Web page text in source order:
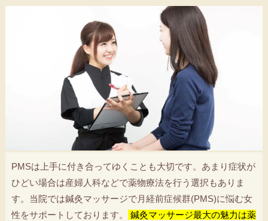
PMSは上手に付き合ってゆくことも大切です。あまり症状が
ひどい場合は産婦人科などで薬物療法を行う選択もありま
す。当院では鍼灸マッサージで月経前症候群(PMS)に悩む女
性をサポートしております。
鍼灸マッサージ最大の魅力は薬